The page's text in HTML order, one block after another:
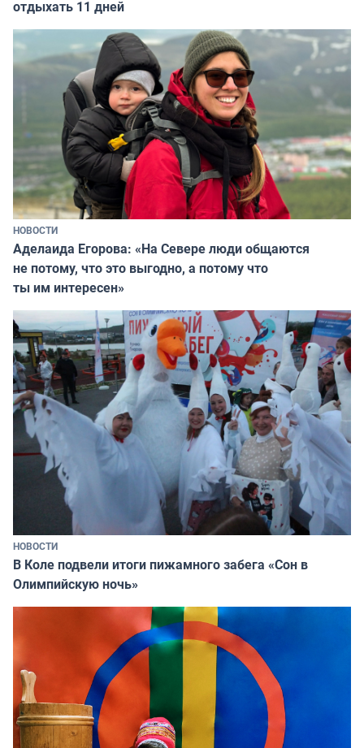
отдыхать 11 дней
НОВОСТИ
Аделаида Егорова: «На Севере люди общаются
не потому, что это выгодно, а потому что
ты им интересен»
НОВОСТИ
В Коле подвели итоги пижамного забега «Сон в
Олимпийскую ночь»